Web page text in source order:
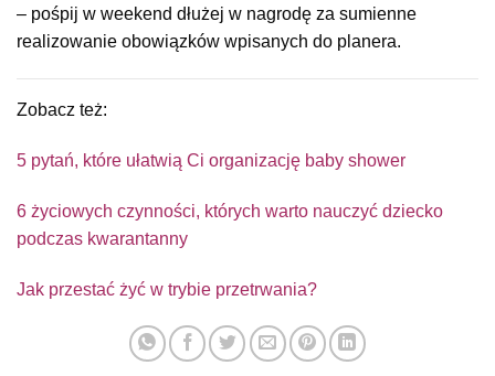
– pośpij w weekend dłużej w nagrodę za sumienne
realizowanie obowiązków wpisanych do planera.
Zobacz też:
5 pytań, które ułatwią Ci organizację baby shower
6 życiowych czynności, których warto nauczyć dziecko
podczas kwarantanny
Jak przestać żyć w trybie przetrwania?